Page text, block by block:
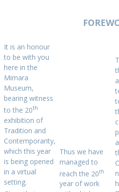
It is an honour
to be with you
here in the
Mimara
Museum,
bearing witness
to the 20th
exhibition of
Tradition and
Contemporarity,
which this year
is being opened
in a virtual
setting.
Thus we have
managed to
reach the 20th
year of work